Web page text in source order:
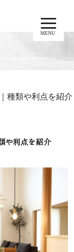
MENU
種類や利点を紹介
や利点を紹介